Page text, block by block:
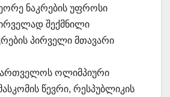
ნაკრების უფროსი
შექმნილი
პირველი მთავარი
ოლიმპიური
წევრი, რესპუბლიკის